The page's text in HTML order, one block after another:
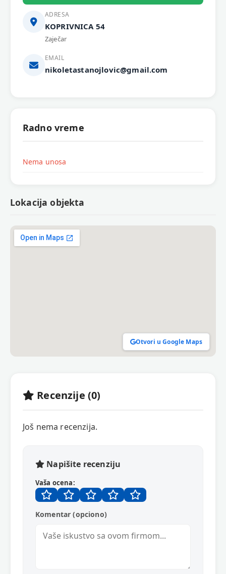
ADRESA
KOPRIVNICA 54
Zaječar
EMAIL
nikoletastanojlovic@gmail.com
Radno vreme
Nema unosa
Lokacija objekta
Otvori u Google Maps
Recenzije (0)
Još nema recenzija.
Napišite recenziju
Vaša ocena:
Komentar (opciono)